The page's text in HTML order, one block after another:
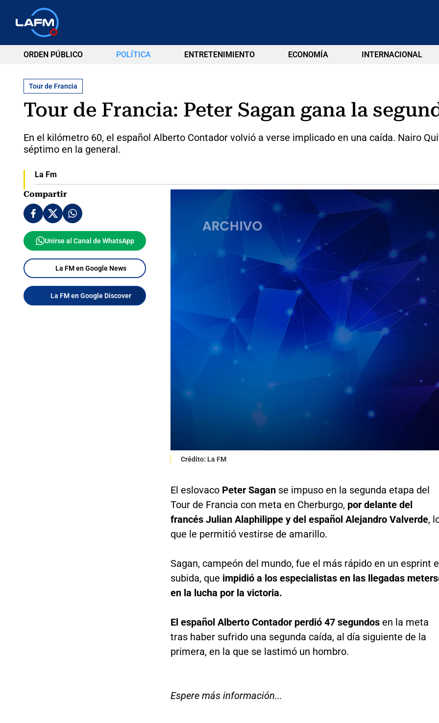
ORDEN PÚBLICO POLÍTICA ENTRETENIMIENTO ECONOMÍA INTERNACIONAL
Tour de Francia
Tour de Francia: Peter Sagan gana la
En el kilómetro 60, el español Alberto Contador volvió a verse implicado en una caída. Nairo
séptimo en la general.
La Fm
Compartir
Unirse al Canal de WhatsApp
La FM en Google News
La FM en Google Discover
Crédito: La FM
El eslovaco Peter Saganse impuso en la segunda etapa del
Tour de Francia con meta en Cherburgo, por delante del
francés Julian Alaphilippe y del español Alejandro Valverde,
que le permitió vestirse de amarillo.
Sagan, campeón del mundo, fue el más rápido en un esprint
subida, que impidió a los especialistas en las llegadas
en la lucha por la victoria.
El español Alberto Contador perdió 47 segundosen la meta
tras haber sufrido una segunda caída, al día siguiente de la
primera, en la que se lastimó un hombro.
Espere más información...